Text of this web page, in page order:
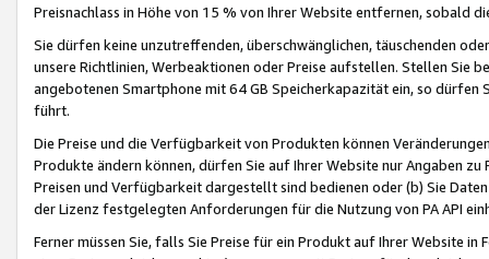
Preisnachlass in Höhe von 15 % von Ihrer Website entfernen, sobald
Sie dürfen keine unzutreffenden, überschwänglichen, täuschenden
unsere Richtlinien, Werbeaktionen oder Preise aufstellen. Stellen Sie
angebotenen Smartphone mit 64 GB Speicherkapazität ein, so dürfen
führt.
Die Preise und die Verfügbarkeit von Produkten können
Produkte ändern können, dürfen Sie auf Ihrer Website nur Angaben
Preisen und Verfügbarkeit dargestellt sind bedienen oder (b) Sie
der Lizenz festgelegten Anforderungen für die Nutzung von PA API
Ferner müssen Sie, falls Sie Preise für ein Produkt auf Ihrer Website